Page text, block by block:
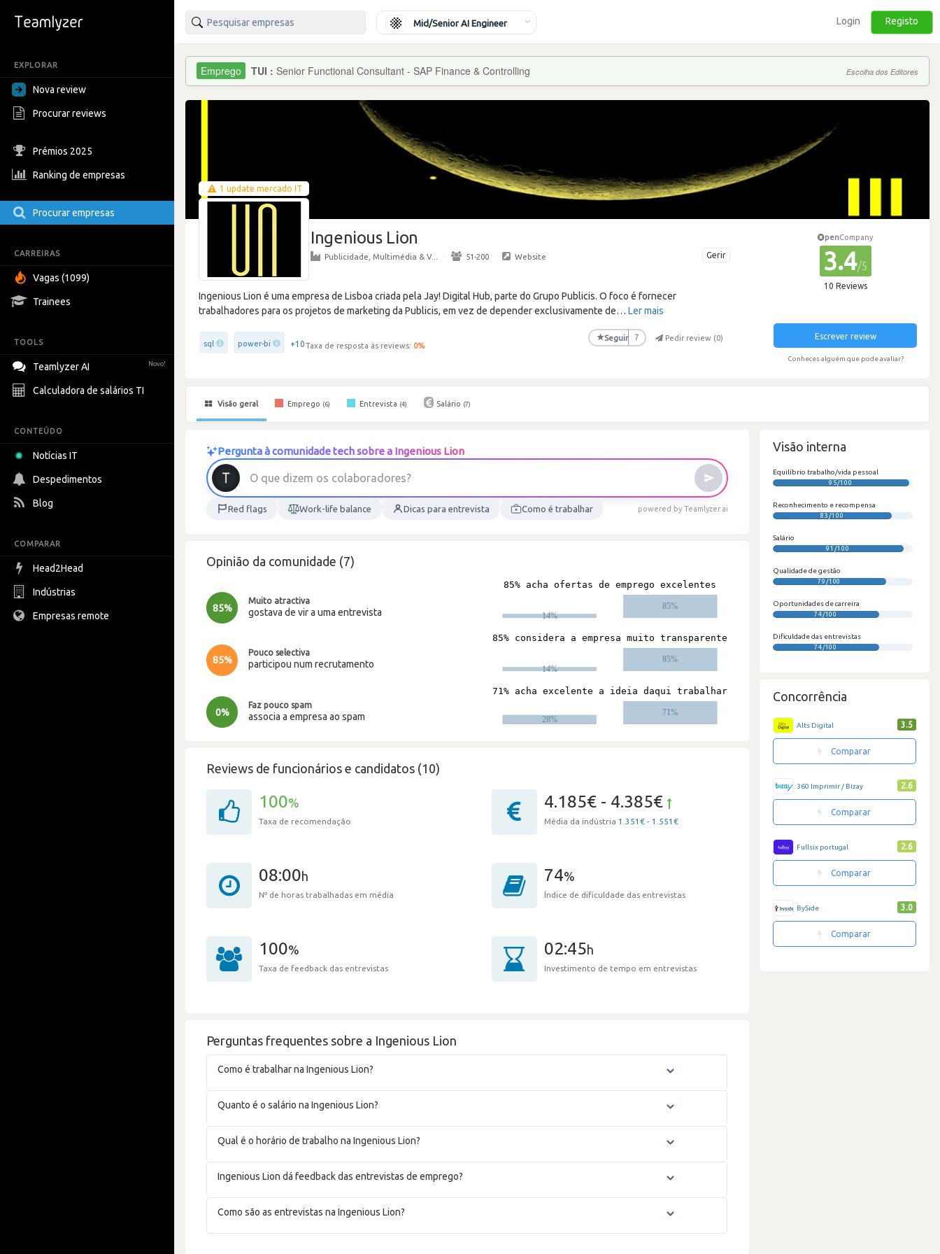
EXPLORAR
Nova review
Procurar reviews
Prémios 2025
Ranking de empresas
Procurar empresas
CARREIRAS
Vagas (1099)
Trainees
TOOLS
Teamlyzer AI Novo!
Calculadora de salários TI
CONTEÚDO
Notícias IT
Despedimentos
Blog
COMPARAR
Head2Head
Indústrias
Empresas remote
Mid/Senior AI Engineer Login Registo
TUI : Senior Functional Consultant - SAP Finance & Controlling Escolha dos Editores
1 update mercado IT
Ingenious Lion
Gerir
Publicidade, Multimédia & V... · 51-200 · Website
Ingenious Lion é uma empresa de Lisboa criada pela Jay! Digital Hub, parte do Grupo Publicis. O foco é fornecer
trabalhadores para os projetos de marketing da Publicis, em vez de depender exclusivamente de… Ler mais
sql power-bi +10Taxa de resposta às reviews: 0%
★Seguir 7 Pedir review (0)
penCompany
3.4/5
10 Reviews
Escrever review
Conheces alguém que pode avaliar?
Visão geral Emprego (6) Entrevista (4) Salário (7)
Pergunta à comunidade tech sobre a Ingenious Lion
O que d izem os colaborad ores?
Red flags Work-life balance Dicas para entrevista Como é trabalhar powered by Teamlyzer.ai
Opinião da comunidade (7)
85%
Muito atractiva
gostava de vir a uma entrevista
85%
Pouco selectiva
participou num recrutamento
0%
Faz pouco spam
associa a empresa ao spam
Reviews de funcionários e candidatos (10)
100%
Taxa de recomendação
4.185€ - 4.385€
Média da indústria 1.351€ - 1.551€
08:00h
Nº de horas trabalhadas em média
74%
Índice de dificuldade das entrevistas
100%
Taxa de feedback das entrevistas
02:45h
Investimento de tempo em entrevistas
Perguntas frequentes sobre a Ingenious Lion
Como é trabalhar na Ingenious Lion?
Quanto é o salário na Ingenious Lion?
Qual é o horário de trabalho na Ingenious Lion?
Ingenious Lion dá feedback das entrevistas de emprego?
Como são as entrevistas na Ingenious Lion?
Visão interna
Equilíbrio trabalho/vida pessoal
95/100
Reconhecimento e recompensa
83/100
Salário
91/100
Qualidade de gestão
79/100
Oportunidades de carreira
74/100
Dificuldade das entrevistas
74/100
Concorrência
Alts Digital 3.5
Comparar
360 Imprimir / Bizay 2.6
Comparar
Fullsix portugal 2.6
Comparar
BySide 3.0
Comparar